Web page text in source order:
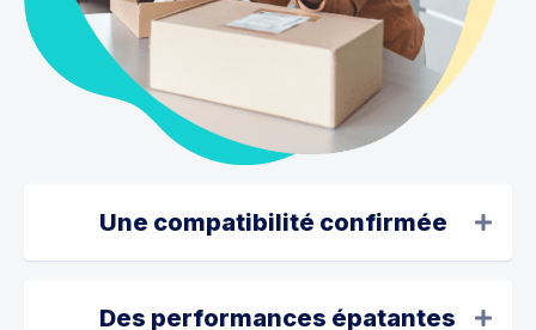
Une compatibilité confirmée
Des performances épatantes